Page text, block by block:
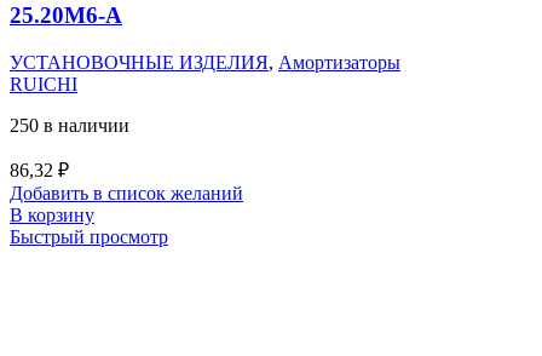
25.20M6-А
УСТАНОВОЧНЫЕ ИЗДЕЛИЯ, Амортизаторы
RUICHI
250 в наличии
86,32 ₽
Добавить в список желаний
В корзину
Быстрый просмотр